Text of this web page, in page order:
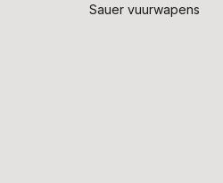
Sauer vuurwapens